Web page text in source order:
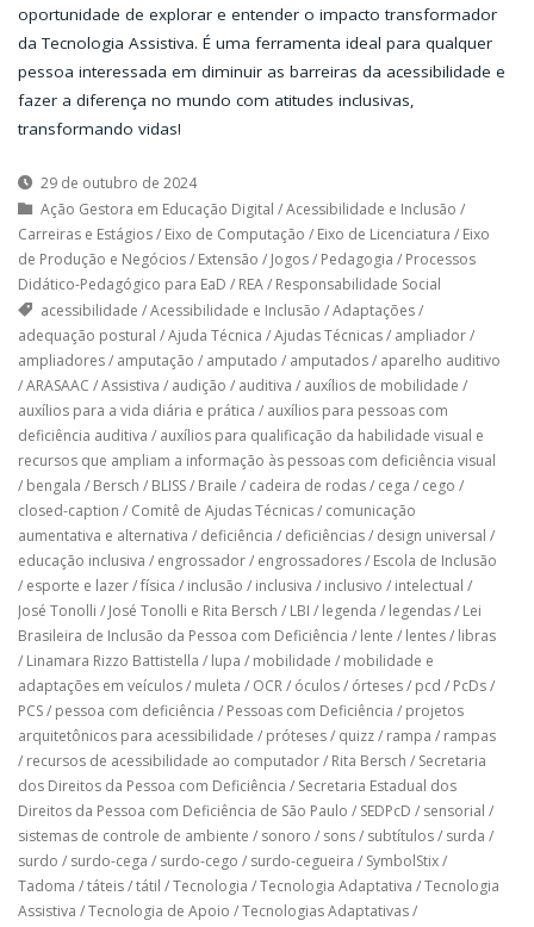
oportunidade de explorar e entender o impacto transformador
da Tecnologia Assistiva. É uma ferramenta ideal para qualquer
pessoa interessada em diminuir as barreiras da acessibilidade e
fazer a diferença no mundo com atitudes inclusivas,
transformando vidas!
29 de outubro de 2024
Ação Gestora em Educação Digital /Acessibilidade e Inclusão /
Carreiras e Estágios/ Eixo de Computação / Eixo de Licenciatura / Eixo
de Produção e Negócios/ Extensão / Jogos/ Pedagogia / Processos
Didático-Pedagógico para EaD / REA/ Responsabilidade Social
acessibilidade /Acessibilidade e Inclusão /Adaptações/
adequação postural /Ajuda Técnica /Ajudas Técnicas/ ampliador/
ampliadores/ amputação / amputado / amputados/ aparelho auditivo
/ARASAAC /Assistiva / audição / auditiva / auxílios de mobilidade /
auxílios para a vida diária e prática / auxílios para pessoas com
deficiência auditiva / auxílios para qualificação da habilidade visual e
recursos que ampliam a informação às pessoas com deficiência visual
/ bengala / Bersch / BLISS/ Braile / cadeira de rodas/ cega / cego /
closed-caption / Comitê de Ajudas Técnicas/ comunicação
aumentativa e alternativa / deficiência / deficiências/ design universal /
educação inclusiva / engrossador/ engrossadores/ Escola de Inclusão
/ esporte e lazer/física / inclusão / inclusiva / inclusivo / intelectual /
José Tonolli / José Tonolli e Rita Bersch / LBI / legenda / legendas/ Lei
Brasileira de Inclusão da Pessoa com Deficiência / lente / lentes/ libras
/ Linamara Rizzo Battistella / lupa / mobilidade / mobilidade e
adaptações em veículos/ muleta / OCR/ óculos/ órteses/ pcd / PcDs/
PCS/ pessoa com deficiência / Pessoas com Deficiência / projetos
arquitetônicos para acessibilidade / próteses/ quizz/ rampa / rampas
/ recursos de acessibilidade ao computador/ Rita Bersch / Secretaria
dos Direitos da Pessoa com Deficiência / Secretaria Estadual dos
Direitos da Pessoa com Deficiência de São Paulo / SEDPcD / sensorial /
sistemas de controle de ambiente / sonoro / sons/ subtítulos/ surda /
surdo / surdo-cega / surdo-cego / surdo-cegueira / SymbolStix/
Tadoma /táteis/tátil /Tecnologia /Tecnologia Adaptativa /Tecnologia
Assistiva /Tecnologia de Apoio /Tecnologias Adaptativas/